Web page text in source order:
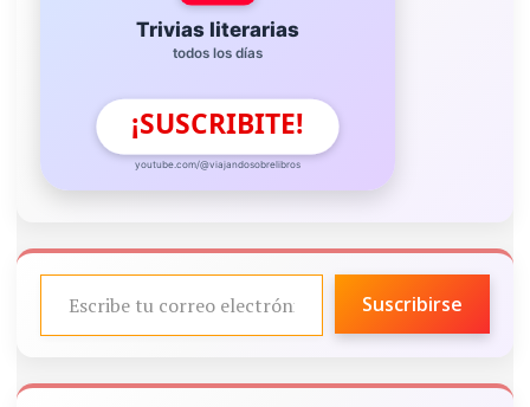
Trivias literarias
todos los días
¡SUSCRIBITE!
youtube.com/@viajandosobrelibros
ESCRIBE TU CORREO ELECTRÓNICO…
Suscribirse